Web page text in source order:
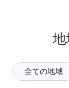
地
全ての地域